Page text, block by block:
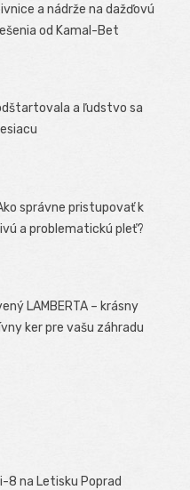
a nádrže na dažďovú
od Kamal-Bet
a ľudstvo sa
správne pristupovať k
a problematickú pleť?
LAMBERTA – krásny
ker pre vašu záhradu
8 na Letisku Poprad